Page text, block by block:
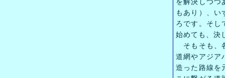
もあり）、い
ろです。そし
始めても、決
そもそも、
道網やアジア
造った路線を